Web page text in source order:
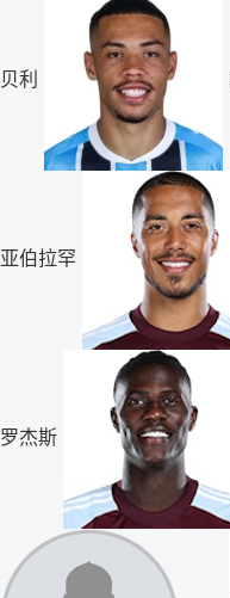
贝利
亚伯拉罕
罗杰斯